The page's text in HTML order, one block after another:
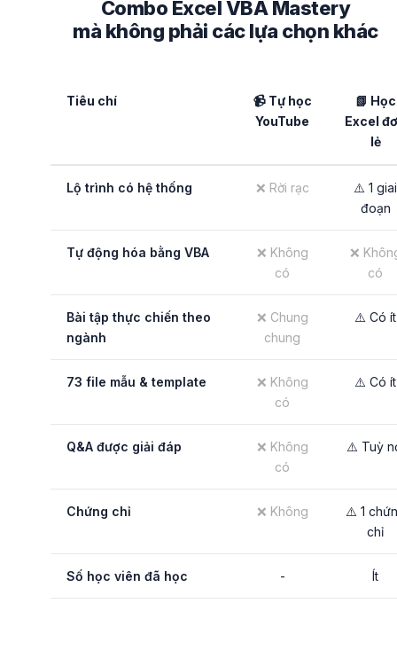
Combo Excel VBA Mastery
mà không phải các lựa chọn khác
Tiêu chí
📹 Tự học
YouTube
📗 Học
Excel
lẻ
Lộ trình có hệ thống ❌ Rời rạc
⚠️ 1 giai
đoạn
Tự động hóa bằng VBA
❌ Không
có
❌
có
Bài tập thực chiến theo
ngành
❌ Chung
chung
⚠️ Có ít
73 file mẫu & template
❌ Không
có
⚠️ Có ít
Q&A được giải đáp
❌ Không
có
⚠️ Tuỳ
Chứng chỉ ❌ Không
⚠️ 1
chỉ
Số học viên đã học - Ít